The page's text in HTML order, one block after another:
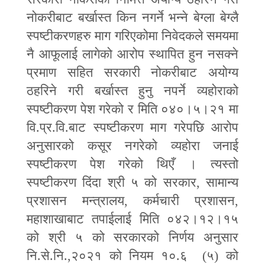
नोकरीबाट बर्खास्त किन नगर्ने भन्ने बेग्ला बेग्लै
स्पष्टीकरणहरु माग गरिएकोमा निवेदकले समयमा
नै आफूलाई लागेको आरोप स्थापित हुन नसक्ने
प्रमाण सहित सरकारी नोकरीबाट अयोग्य
ठहरिने गरी बर्खास्त हुनु नपर्ने व्यहोराको
स्पष्टीकरण पेश गरेको र मिति ०४०।५।२१ मा
वि.प्र.वि.बाट स्पष्टीकरण माग गरेपछि आरोप
अनुसारको कसूर नगरेको व्यहोरा जनाई
स्पष्टीकरण पेश गरेको थिएँ । त्यस्तो
स्पष्टीकरण दिंदा श्री ५ को सरकार,सामान्य
प्रशासन मन्त्रालय,कर्मचारी प्रशासन,
महाशाखाबाट तपाईलाई मिति ०४२।१२।१५
को श्री ५ को सरकारको निर्णय अनुसार
नि.से.नि.,२०२१ को नियम १०.६ (५) को